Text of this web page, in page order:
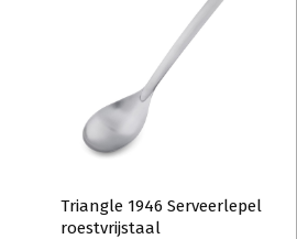
Triangle 1946 Serveerlepel
roestvrijstaal